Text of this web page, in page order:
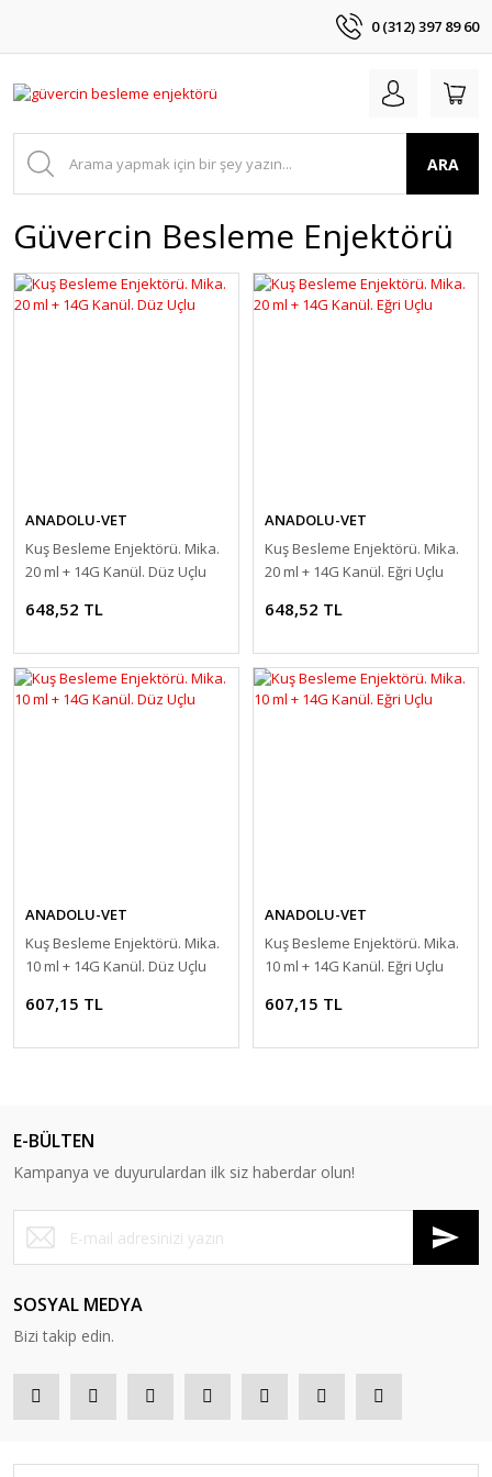
0 (312) 397 89 60
ARA
Güvercin Besleme Enjektörü
ANADOLU-VET
Kuş Besleme Enjektörü. Mika.
20 ml + 14G Kanül. Düz Uçlu
648,52 TL
ANADOLU-VET
Kuş Besleme Enjektörü. Mika.
20 ml + 14G Kanül. Eğri Uçlu
648,52 TL
ANADOLU-VET
Kuş Besleme Enjektörü. Mika.
10 ml + 14G Kanül. Düz Uçlu
607,15 TL
ANADOLU-VET
Kuş Besleme Enjektörü. Mika.
10 ml + 14G Kanül. Eğri Uçlu
607,15 TL
E-BÜLTEN
Kampanya ve duyurulardan ilk siz haberdar olun!
SOSYAL MEDYA
Bizi takip edin.